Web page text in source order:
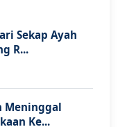
Sekap Ayah
R...
Meninggal
Ke...